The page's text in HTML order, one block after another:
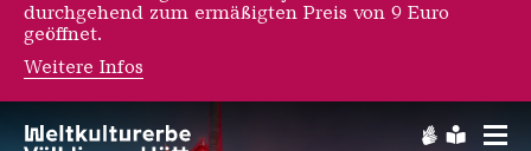
durchgehend zum ermäßigten Preis von 9 Euro
geöffnet.
Weitere Infos